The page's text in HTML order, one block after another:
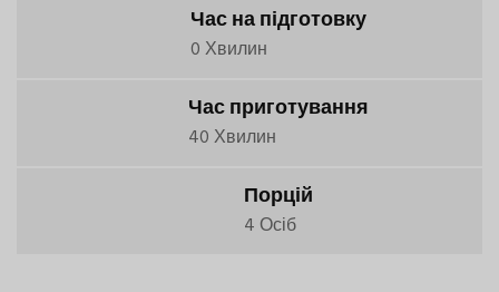
Час на підготовку
0 Хвилин
Час приготування
40 Хвилин
Порцій
4 Осіб